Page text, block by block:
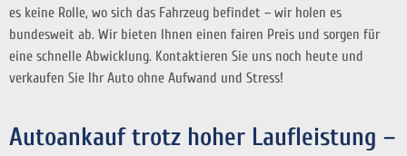
es keine Rolle, wo sich das Fahrzeug befindet – wir holen es
bundesweit ab. Wir bieten Ihnen einen fairen Preis und sorgen für
eine schnelle Abwicklung. Kontaktieren Sie uns noch heute und
verkaufen Sie Ihr Auto ohne Aufwand und Stress!
Autoankauf trotz hoher Laufleistung –